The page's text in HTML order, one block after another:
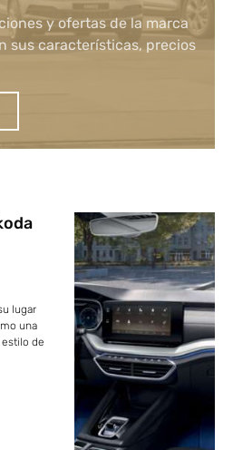
y ofertas de la marca
sus características, precios
lugar
una
de